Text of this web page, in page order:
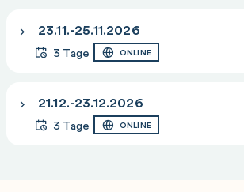
Modell- und Papierbereich
Plotstiltabellen
PDF-Konvertierung
23.11.-25.11.2026
3 Tage ONLINE
21.12.-23.12.2026
3 Tage ONLINE